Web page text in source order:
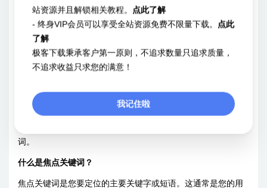
从这里，您将看到特定帖子或页面在搜索结果中的显示方式的
片段预览。在此之下，您可以输入 SEO 元标题和描述。
文章手动输入它，这样您就可以发挥创意并为您的文章撰写引
人入胜的描述。
词。
什么是焦点关键词？
焦点关键词是您要定位的主要关键字或短语。这通常是您的用
站资源并且解锁相关教程。 点此了解
- 终身VIP会员可以享受全站资源免费不限量下载。 点此
了解
极客下载秉承客户第一原则，不追求数量只追求质量，
不追求收益只求您的满意！
我记住啦